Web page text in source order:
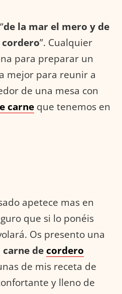
de la mar el mero y de
”. Cualquier
para preparar un
mejor para reunir a
de una mesa con
carne que tenemos en
apetece mas en
que si lo ponéis
Os presento una
carne de cordero
de mis receta de
y lleno de